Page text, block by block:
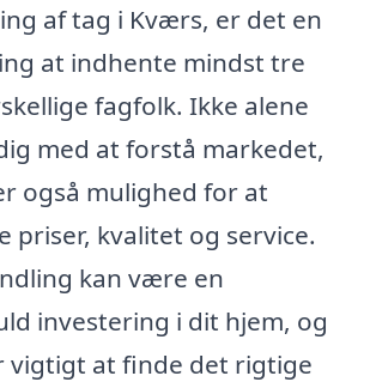
af tag i Kværs, er det en
at indhente mindst tre
fagfolk. Ikke alene
med at forstå markedet,
også mulighed for at
priser, kvalitet og service.
kan være en
investering i dit hjem, og
vigtigt at finde det rigtige